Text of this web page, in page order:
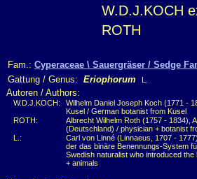
W.D.J.KOCH
ROTH
Fam.: Cyperaceae \ Sauergräser / Sedge
Gattung / Genus: Eriophorum L.
Autoren / Authors:
W.D.J.KOCH:
Wilhelm Daniel Joseph Koch (1771 -
Kusel / German botanist from Kusel
ROTH:
Albrecht Wilhelm Roth (1757 - 1834),
(Deutschland) / physician + botanist
L.:
Carl von Linné (Linnaeus, 1707 -
der das binäre Benennungs-System
Swedish naturalist who introduced
+ animals